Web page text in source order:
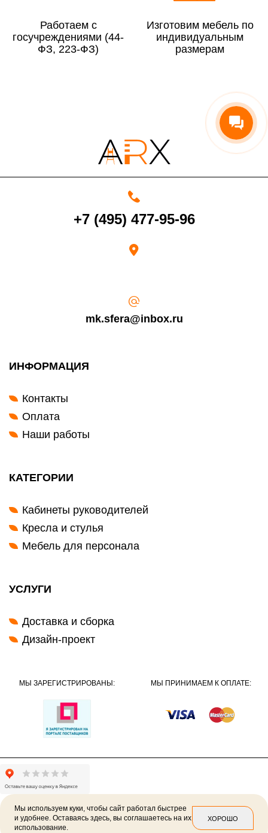
По Москве
10%
По Московской области
Срок возврата товара надлежащего качества составляет 30 дней с
счет в течение 5-30 рабочих дней (срок зависит от банка, который
выдал Вашу банковскую карту).
Работаем с
госучреждениями (44-
ФЗ, 223-ФЗ)
Изготовим мебель по
индивидуальным
размерам
+7 (495) 477-95-96
mk.sfera@inbox.ru
ИНФОРМАЦИЯ
Контакты
Оплата
Наши работы
КАТЕГОРИИ
Кабинеты руководителей
Кресла и стулья
Мебель для персонала
УСЛУГИ
Доставка и сборка
Дизайн-проект
МЫ ЗАРЕГИСТРИРОВАНЫ: МЫ ПРИНИМАЕМ К ОПЛАТЕ:
2026 © Политика конфиденциальности
Мы используем куки, чтобы сайт работал быстрее
и удобнее. Оставаясь здесь, вы соглашаетесь на их
использование.
ХОРОШО